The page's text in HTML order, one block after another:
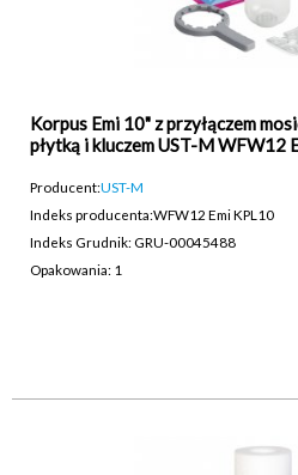
Korpus Emi 10" z przyłączem
płytką i kluczem UST-M WFW12
Producent:UST-M
Indeks producenta:WFW12 Emi KPL10
Indeks Grudnik: GRU-00045488
Opakowania: 1